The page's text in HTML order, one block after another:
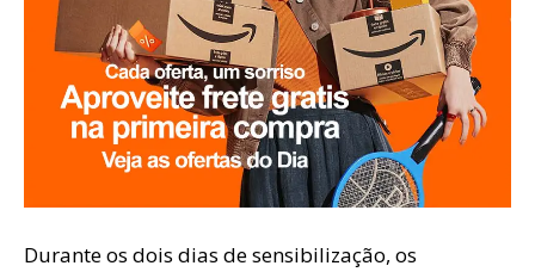
Durante os dois dias de sensibilização, os